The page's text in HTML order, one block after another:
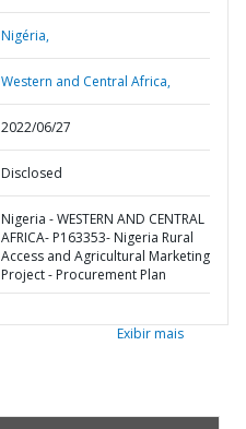
Nigéria,
Western and Central Africa,
2022/06/27
Disclosed
Nigeria - WESTERN AND CENTRAL
AFRICA- P163353- Nigeria Rural
Access and Agricultural Marketing
Project - Procurement Plan
Exibir mais